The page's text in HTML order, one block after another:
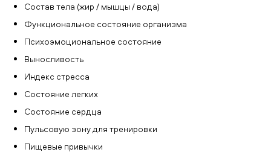
Состав тела (жир / мышцы / вода)
Функциональное состояние организма
Психоэмоциональное состояние
Выносливость
Индекс стресса
Состояние легких
Состояние сердца
Пульсовую зону для тренировки
Пищевые привычки